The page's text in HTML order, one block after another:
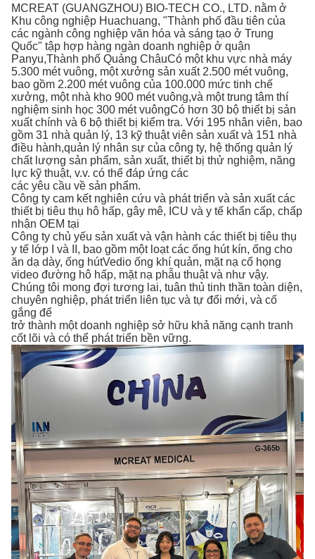
MCREAT (GUANGZHOU) BIO-TECH CO., LTD. nằm ở
Khu công nghiệp Huachuang, "Thành phố đầu tiên của
các ngành công nghiệp văn hóa và sáng tạo ở Trung
Quốc" tập hợp hàng ngàn doanh nghiệp ở quận
Panyu,Thành phố Quảng ChâuCó một khu vực nhà máy
5.300 mét vuông, một xưởng sản xuất 2.500 mét vuông,
bao gồm 2.200 mét vuông của 100.000 mức tinh chế
xưởng, một nhà kho 900 mét vuông,và một trung tâm thí
nghiệm sinh học 300 mét vuôngCó hơn 30 bộ thiết bị sản
xuất chính và 6 bộ thiết bị kiểm tra. Với 195 nhân viên, bao
gồm 31 nhà quản lý, 13 kỹ thuật viên sản xuất và 151 nhà
điều hành,quản lý nhân sự của công ty, hệ thống quản lý
chất lượng sản phẩm, sản xuất, thiết bị thử nghiệm, năng
lực kỹ thuật, v.v. có thể đáp ứng các
các yêu cầu về sản phẩm.
Công ty cam kết nghiên cứu và phát triển và sản xuất các
thiết bị tiêu thụ hô hấp, gây mê, ICU và y tế khẩn cấp, chấp
nhận OEM tại
Công ty chủ yếu sản xuất và vận hành các thiết bị tiêu thụ
y tế lớp I và II, bao gồm một loạt các ống hút kín, ống cho
ăn dạ dày, ống hútVedio ống khí quản, mặt nạ cổ họng
video đường hô hấp, mặt nạ phẫu thuật và như vậy.
Chúng tôi mong đợi tương lai, tuân thủ tinh thần toàn diện,
chuyên nghiệp, phát triển liên tục và tự đổi mới, và cố
gắng để
trở thành một doanh nghiệp sở hữu khả năng cạnh tranh
cốt lõi và có thể phát triển bền vững.